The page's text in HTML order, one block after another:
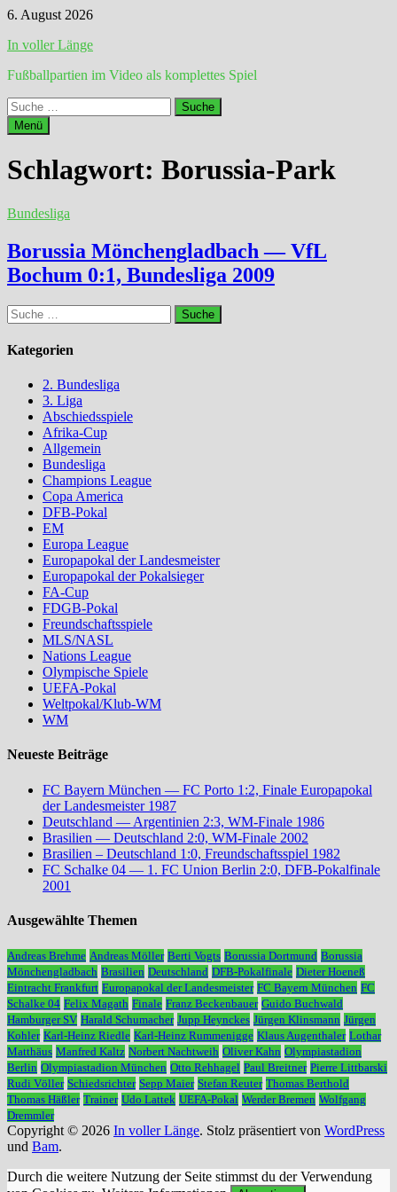
Zum
springen
6. August 2026
In voller Länge
Fußballpartien im Video als komplettes Spiel
Suche
nach:
Menü
Schlagwort: Borussia-Park
Bundesliga
Borussia Mönchengladbach — VfL
Bochum 0:1, Bundesliga 2009
Suche
nach:
Kategorien
2. Bundesliga
3. Liga
Abschiedsspiele
Afrika-Cup
Allgemein
Bundesliga
Champions League
Copa America
DFB-Pokal
EM
Europa League
Europapokal der Landesmeister
Europapokal der Pokalsieger
FA-Cup
FDGB-Pokal
Freundschaftsspiele
MLS/NASL
Nations League
Olympische Spiele
UEFA-Pokal
Weltpokal/Klub-WM
WM
Neueste Beiträge
FC Bayern München — FC Porto 1:2, Finale Europapokal
der Landesmeister 1987
Deutschland — Argentinien 2:3, WM-Finale 1986
Brasilien — Deutschland 2:0, WM-Finale 2002
Brasilien – Deutschland 1:0, Freundschaftsspiel 1982
FC Schalke 04 — 1. FC Union Berlin 2:0, DFB-Pokalfinale
2001
Ausgewählte Themen
Andreas Brehme Andreas Möller Berti Vogts Borussia Dortmund Borussia
Mönchengladbach Brasilien Deutschland DFB-Pokalfinale Dieter Hoeneß
Eintracht Frankfurt Europapokal der Landesmeister FC Bayern München FC
Schalke 04 Felix Magath Finale Franz Beckenbauer Guido Buchwald
Hamburger SV Harald Schumacher Jupp Heynckes Jürgen Klinsmann Jürgen
Kohler Karl-Heinz Riedle Karl-Heinz Rummenigge Klaus Augenthaler Lothar
Matthäus Manfred Kaltz Norbert Nachtweih Oliver Kahn Olympiastadion
Berlin Olympiastadion München Otto Rehhagel Paul Breitner Pierre Littbarski
Rudi Völler Schiedsrichter Sepp Maier Stefan Reuter Thomas Berthold
Thomas Häßler Trainer Udo Lattek UEFA-Pokal Werder Bremen Wolfgang
Dremmler
Copyright © 2026 In voller Länge. Stolz präsentiert von WordPress
und Bam.
Durch die weitere Nutzung der Seite stimmst du der Verwendung